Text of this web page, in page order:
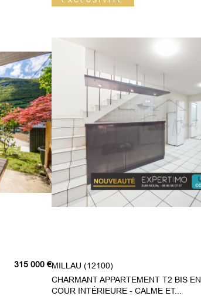
315 000 €
MILLAU (12100)
CHARMANT APPARTEMENT T2 BIS EN
COUR INTÉRIEURE - CALME ET...